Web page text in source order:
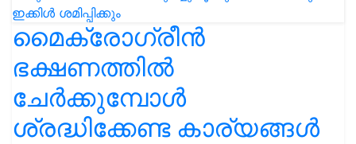
മൈക്രോഗ്രീൻ
ഭക്ഷണത്തിൽ
ചേർക്കുമ്പോൾ
ശ്രദ്ധിക്കേണ്ട കാര്യങ്ങൾ